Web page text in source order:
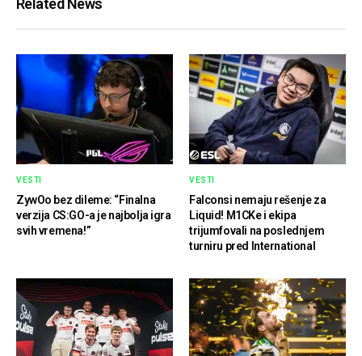
VESTI
ZywOo bez dileme: “Finalna
verzija CS:GO-a je najbolja igra
svih vremena!”
VESTI
Falconsi nemaju rešenje za
Liquid! M1CKe i ekipa
trijumfovali na poslednjem
turniru pred International